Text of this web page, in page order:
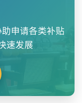
申请各类补贴
速发展